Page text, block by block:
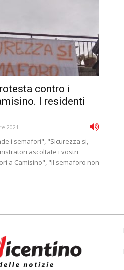
contro i
I residenti
2021
i semafori", "Sicurezza si,
ascoltate i vostri
a Camisino", "Il semaforo non